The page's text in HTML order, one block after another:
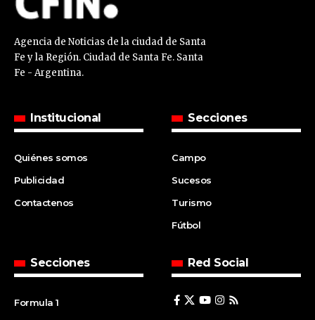
Agencia de Noticias de la ciudad de Santa
Fe y la Región. Ciudad de Santa Fe. Santa
Fe - Argentina.
Institucional
Quiénes somos
Publicidad
Contactenos
Secciones
Campo
Sucesos
Turismo
Fútbol
Secciones
Formula 1
Red Social